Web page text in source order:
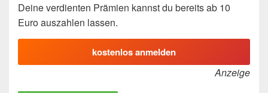
Deine verdienten Prämien kannst du bereits ab 10
Euro auszahlen lassen.
kostenlos anmelden
Anzeige